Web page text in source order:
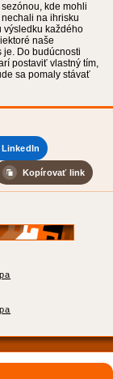
kde mohli
na ihrisku
výsledku každého
naše
je. Do budúcnosti
postaviť vlastný tím,
sa pomaly stávať
LinkedIn
Kopírovať link